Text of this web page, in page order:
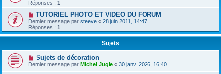
Réponses : 1
TUTORIEL PHOTO ET VIDEO DU FORUM
Dernier message par steeve « 28 juin 2011, 14:47
Réponses : 1
Sujets
Sujets de décoration
Dernier message par Michel Jugie « 30 janv. 2026, 16:40